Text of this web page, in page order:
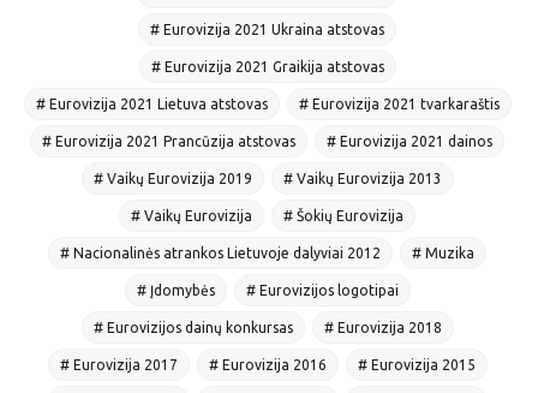
# Eurovizija 2021 Ukraina atstovas
# Eurovizija 2021 Graikija atstovas
# Eurovizija 2021 Lietuva atstovas # Eurovizija 2021 tvarkaraštis
# Eurovizija 2021 Prancūzija atstovas # Eurovizija 2021 dainos
# Vaikų Eurovizija 2019 # Vaikų Eurovizija 2013
# Vaikų Eurovizija # Šokių Eurovizija
# Nacionalinės atrankos Lietuvoje dalyviai 2012 # Muzika
# Įdomybės # Eurovizijos logotipai
# Eurovizijos dainų konkursas # Eurovizija 2018
# Eurovizija 2017 # Eurovizija 2016 # Eurovizija 2015